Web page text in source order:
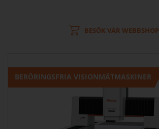
BESÖK VÅR WEBBSHOP
BERÖRINGSFRIA VISIONMÄTMASKINER